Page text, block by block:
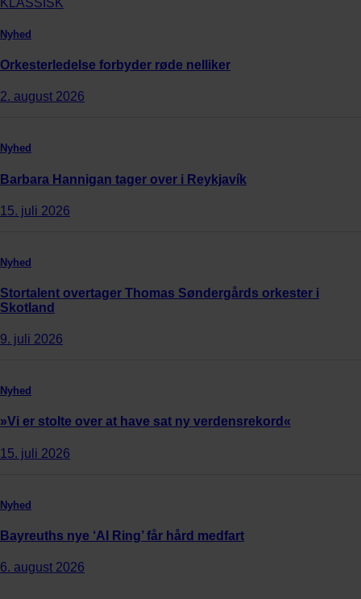
Nyhed
Orkesterledelse forbyder røde nelliker
2. august 2026
Nyhed
Barbara Hannigan tager over i Reykjavík
15. juli 2026
Nyhed
Stortalent overtager Thomas Søndergårds orkester i
Skotland
9. juli 2026
Nyhed
»Vi er stolte over at have sat ny verdensrekord«
15. juli 2026
Nyhed
Bayreuths nye ‘AI Ring’ får hård medfart
6. august 2026